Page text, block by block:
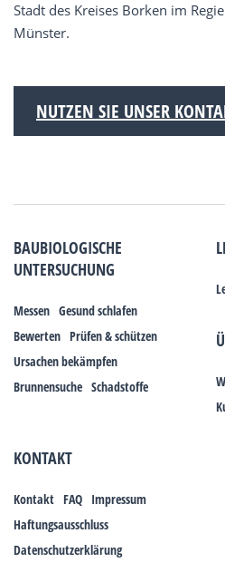
Stadt des Kreises Borken im
Münster.
NUTZEN SIE UNSER
BAUBIOLOGISCHE
UNTERSUCHUNG
Messen Gesund schlafen
Bewerten Prüfen & schützen
Ursachen bekämpfen
Brunnensuche Schadstoffe
KONTAKT
Kontakt FAQ Impressum
Haftungsausschluss
Datenschutzerklärung